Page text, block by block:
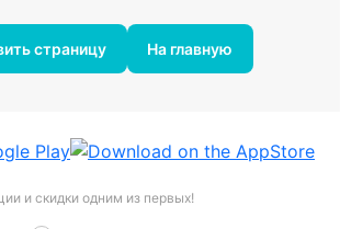
страницу На главную
и скидки одним из первых!